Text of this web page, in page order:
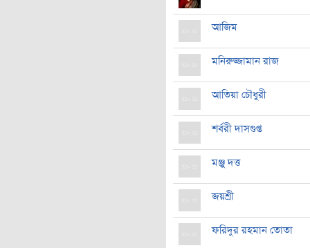
আজিম
মনিরুজ্জামান রাজ
আতিয়া চৌধুরী
শর্বরী দাসগুপ্ত
মঞ্জু দত্ত
জয়শ্রী
ফরিদুর রহমান তোতা